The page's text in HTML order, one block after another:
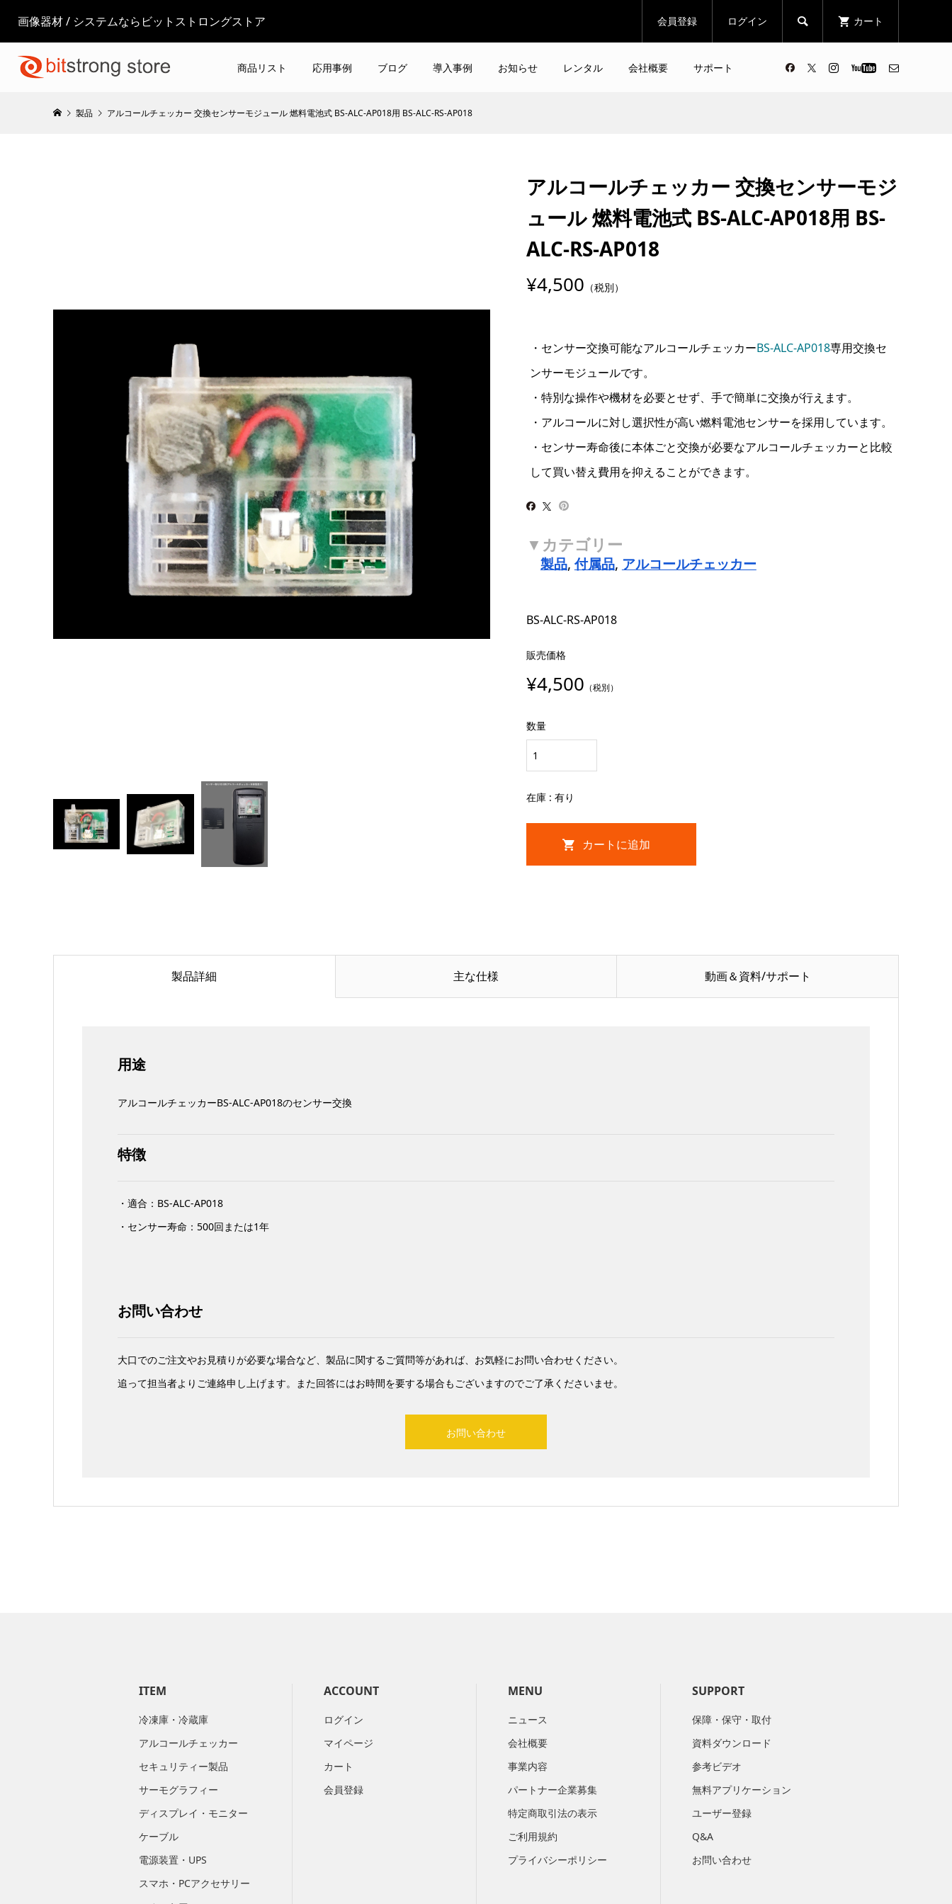
画像器材 / システムならビットストロングストア 会員登録 ログイン  カート
商品リスト 応用事例 ブログ 導入事例 お知らせ レンタル 会社概要 サポート
製品 アルコールチェッカー 交換センサーモジュール 燃料電池式 BS-ALC-AP018用 BS-ALC-RS-AP018
アルコールチェッカー 交換センサーモジ
ュール 燃料電池式 BS-ALC-AP018用 BS-
ALC-RS-AP018
¥4,500 （税別）
・センサー交換可能なアルコールチェッカーBS-ALC-AP018専用交換セ
ンサーモジュールです。
・特別な操作や機材を必要とせず、手で簡単に交換が行えます。
・アルコールに対し選択性が高い燃料電池センサーを採用しています。
・センサー寿命後に本体ごと交換が必要なアルコールチェッカーと比較
して買い替え費用を抑えることができます。
製品, 付属品, アルコールチェッカー
BS-ALC-RS-AP018
販売価格
¥4,500 （税別）
数量
在庫 : 有り
製品詳細 主な仕様 動画＆資料/サポート
用途
アルコールチェッカーBS-ALC-AP018のセンサー交換
特徴
・適合：BS-ALC-AP018
・センサー寿命：500回または1年
お問い合わせ
大口でのご注文やお見積りが必要な場合など、製品に関するご質問等があれば、お気軽にお問い合わせください。
追って担当者よりご連絡申し上げます。また回答にはお時間を要する場合もございますのでご了承くださいませ。​
お問い合わせ
ITEM
冷凍庫・冷蔵庫
アルコールチェッカー
セキュリティー製品
サーモグラフィー
ディスプレイ・モニター
ケーブル
電源装置・UPS
スマホ・PCアクセサリー
ACCOUNT
ログイン
マイページ
カート
会員登録
MENU
ニュース
会社概要
​事業内容
パートナー企業募集
特定商取引法の表示
ご利用規約
プライバシーポリシー
SUPPORT
保障・保守・取付
資料ダウンロード
参考ビデオ
無料アプリケーション
ユーザー登録
Q&A
お問い合わせ